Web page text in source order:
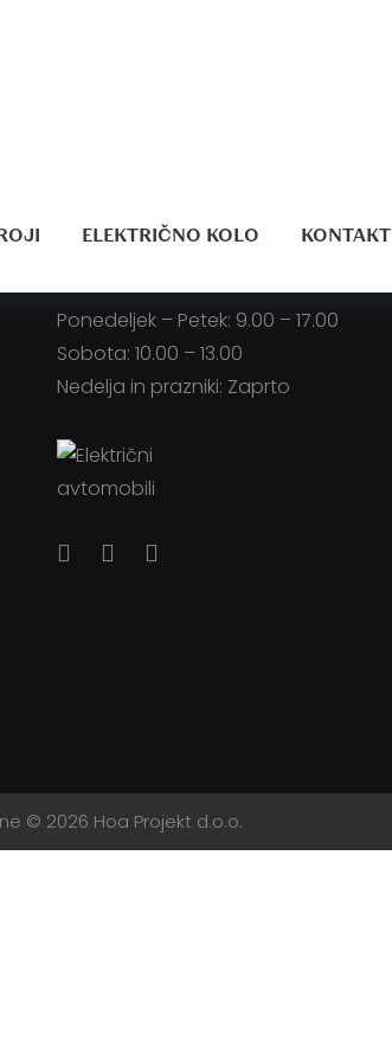
ELEKTRIČNO KOLO KONTAKT
Ponedeljek – Petek: 9.00 – 17.00
Sobota: 10.00 – 13.00
Nedelja in prazniki: Zaprto
© 2026 Hoa Projekt d.o.o.